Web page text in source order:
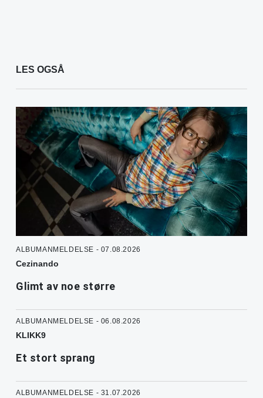
LES OGSÅ
ALBUMANMELDELSE - 07.08.2026
Cezinando
Glimt av noe større
ALBUMANMELDELSE - 06.08.2026
KLIKK9
Et stort sprang
ALBUMANMELDELSE - 31.07.2026